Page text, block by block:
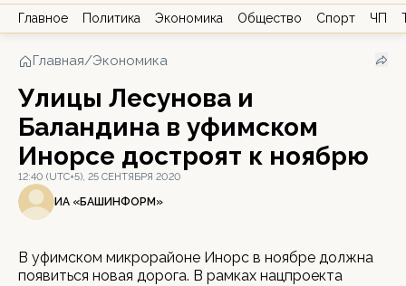
Главное Политика Экономика Общество Спорт ЧП
Главная/Экономика
Улицы Лесунова и
Баландина в уфимском
Инорсе достроят к ноябрю
12:40 (UTC+5), 25 СЕНТЯБРЯ 2020
ИА «БАШИНФОРМ»
В уфимском микрорайоне Инорс в ноябре должна
появиться новая дорога. В рамках нацпроекта